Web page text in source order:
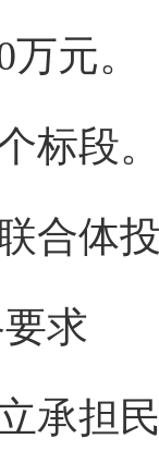
万元。
标段
合体
求
承担